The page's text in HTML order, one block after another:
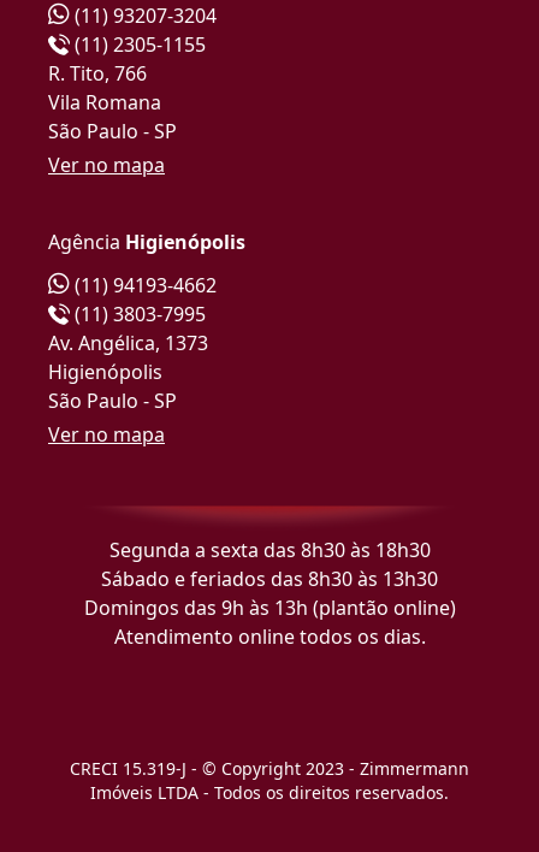
(11) 93207-3204
(11) 2305-1155
R. Tito, 766
Vila Romana
São Paulo - SP
Ver no mapa
Agência Higienópolis
(11) 94193-4662
(11) 3803-7995
Av. Angélica, 1373
Higienópolis
São Paulo - SP
Ver no mapa
Segunda a sexta das 8h30 às 18h30
Sábado e feriados das 8h30 às 13h30
Domingos das 9h às 13h (plantão online)
Atendimento online todos os dias.
CRECI 15.319-J - © Copyright 2023 - Zimmermann
Imóveis LTDA - Todos os direitos reservados.